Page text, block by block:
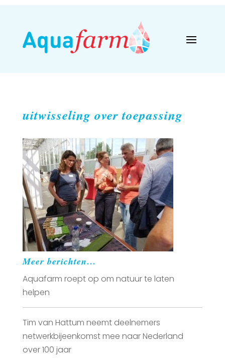
uitwisseling over toepassing
Meer berichten…
Aquafarm roept op om natuur te laten
helpen
Tim van Hattum neemt deelnemers
netwerkbijeenkomst mee naar Nederland
over 100 jaar